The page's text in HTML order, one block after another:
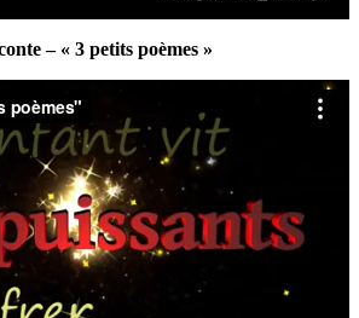
– « 3 petits poèmes »